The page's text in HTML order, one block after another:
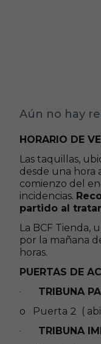
Aún no hay
HORARIO DE
Las taquillas,
desde una hora
comienzo del
incidencias.
partido al
La BCF Tienda,
por la mañana
horas.
PUERTAS DE
· TRIBUNA
o Puerta 2 (
· TRIBUNA